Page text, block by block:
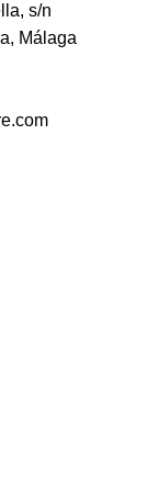
s/n
Málaga